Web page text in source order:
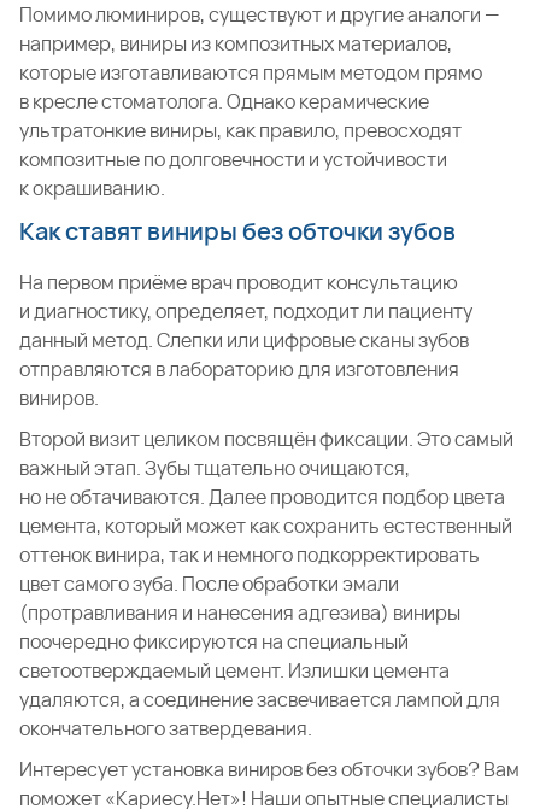
Помимо люминиров, существуют и другие аналоги —
например, виниры из композитных материалов,
которые изготавливаются прямым методом прямо
в кресле стоматолога. Однако керамические
ультратонкие виниры, как правило, превосходят
композитные по долговечности и устойчивости
к окрашиванию.
Как ставят виниры без обточки зубов
На первом приёме врач проводит консультацию
и диагностику, определяет, подходит ли пациенту
данный метод. Слепки или цифровые сканы зубов
отправляются в лабораторию для изготовления
виниров.
Второй визит целиком посвящён фиксации. Это самый
важный этап. Зубы тщательно очищаются,
но не обтачиваются. Далее проводится подбор цвета
цемента, который может как сохранить естественный
оттенок винира, так и немного подкорректировать
цвет самого зуба. После обработки эмали
(протравливания и нанесения адгезива) виниры
поочередно фиксируются на специальный
светоотверждаемый цемент. Излишки цемента
удаляются, а соединение засвечивается лампой для
окончательного затвердевания.
Интересует установка виниров без обточки зубов? Вам
поможет «Кариесу.Нет»! Наши опытные специалисты